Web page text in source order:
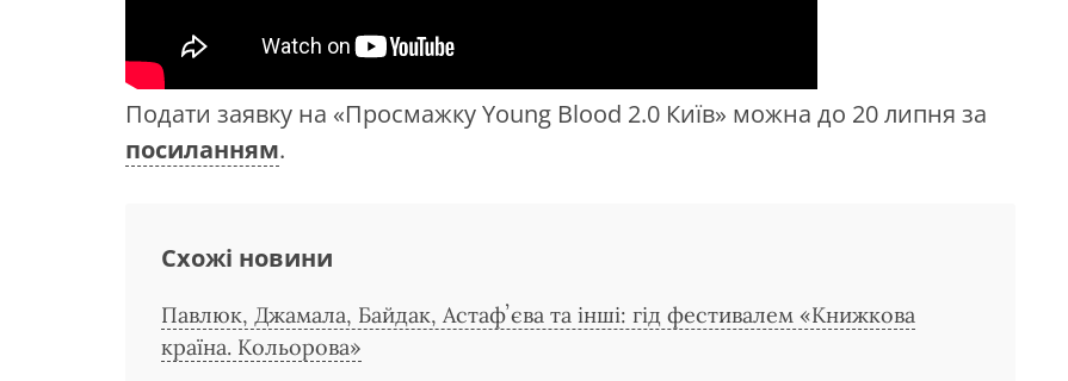
Подати заявку на «Просмажку Young Blood 2.0 Київ» можна до 20 липня за
посиланням.
Схожі новини
Павлюк, Джамала, Байдак, Астафʼєва та інші: гід фестивалем «Книжкова
країна. Кольорова»